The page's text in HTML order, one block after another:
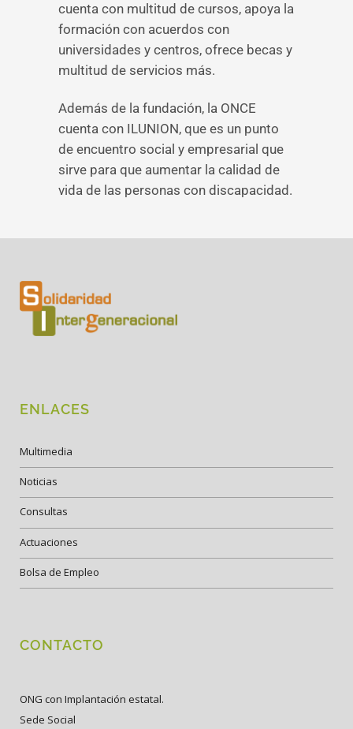
cuenta con multitud de cursos, apoya la
formación con acuerdos con
universidades y centros, ofrece becas y
multitud de servicios más.
Además de la fundación, la ONCE
cuenta con ILUNION, que es un punto
de encuentro social y empresarial que
sirve para que aumentar la calidad de
vida de las personas con discapacidad.
ENLACES
Multimedia
Noticias
Consultas
Actuaciones
Bolsa de Empleo
CONTACTO
ONG con Implantación estatal.
Sede Social